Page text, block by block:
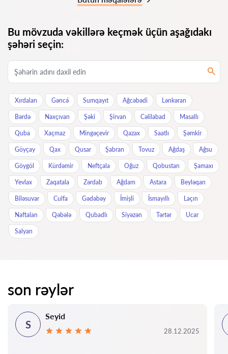
Bu mövzuda vəkillərə keçmək üçün aşağıdakı
şəhəri seçin:
Xırdalan Gəncə́ Sumqayıt Ağcəbədi Lənkəran
Bərdə Naxçıvan Şəki Şirvan Cəlilabad Masallı
Quba Xaçmaz Mingəçevir Qazax Saatlı Şəmkir
Göyçay Qax Qusar Şabran Tovuz Ağdaş Ağsu
Göygöl Kürdəmir Neftçala Oğuz Qobustan Şamaxı
Yevlax Zaqatala Zərdab Ağdam Astara Beyləqan
Biləsuvar Culfa Gədəbəy İmişli İsmayıllı Laçın
Naftalan Qəbələ Qubadlı Siyəzən Tərtər Ucar
Salyan
son rəylər
S
Seyid
28.12.2025